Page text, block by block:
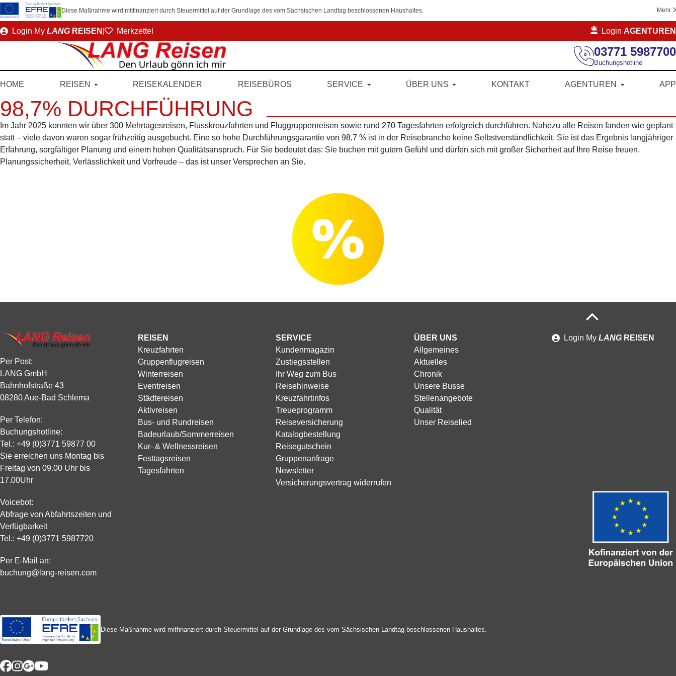
Diese Maßnahme wird mitfinanziert durch Steuermittel auf der Grundlage des vom Sächsischen Landtag beschlossenen Haushaltes. Mehr
DirektLogin My LANG REISEN Merkzettel Login AGENTUREN
03771 5987700
Buchungshotline
HOME REISEN REISEKALENDER REISEBÜROS SERVICE ÜBER UNS KONTAKT AGENTUREN APP
98,7% DURCHFÜHRUNG
Im Jahr 2025 konnten wir über 300 Mehrtagesreisen, Flusskreuzfahrten und Fluggruppenreisen sowie rund 270 Tagesfahrten erfolgreich durchführen. Nahezu alle Reisen fanden wie geplant
statt – viele davon waren sogar frühzeitig ausgebucht. Eine so hohe Durchführungsgarantie von 98,7 % ist in der Reisebranche keine Selbstverständlichkeit. Sie ist das Ergebnis langjähriger
Erfahrung, sorgfältiger Planung und einem hohen Qualitätsanspruch. Für Sie bedeutet das: Sie buchen mit gutem Gefühl und dürfen sich mit großer Sicherheit auf Ihre Reise freuen.
Planungssicherheit, Verlässlichkeit und Vorfreude – das ist unser Versprechen an Sie.
Per Post:
LANG GmbH
Bahnhofstraße 43
08280 Aue-Bad Schlema
Per Telefon:
Buchungshotline:
Tel.: +49 (0)3771 59877 00
Sie erreichen uns Montag bis
Freitag von 09.00 Uhr bis
17.00Uhr
Voicebot:
Abfrage von Abfahrtszeiten und
Verfügbarkeit
Tel.: +49 (0)3771 5987720
Per E-Mail an:
buchung@lang-reisen.com
REISEN
Kreuzfahrten
Gruppenflugreisen
Winterreisen
Eventreisen
Städtereisen
Aktivreisen
Bus- und Rundreisen
Badeurlaub/Sommerreisen
Kur- & Wellnessreisen
Festtagsreisen
Tagesfahrten
SERVICE
Kundenmagazin
Zustiegsstellen
Ihr Weg zum Bus
Reisehinweise
Kreuzfahrtinfos
Treueprogramm
Reiseversicherung
Katalogbestellung
Reisegutschein
Gruppenanfrage
Newsletter
Versicherungsvertrag widerrufen
ÜBER UNS
Allgemeines
Aktuelles
Chronik
Unsere Busse
Stellenangebote
Qualität
Unser Reiselied
Login My LANG REISEN
Diese Maßnahme wird mitfinanziert durch Steuermittel auf der Grundlage des vom Sächsischen Landtag beschlossenen Haushaltes.